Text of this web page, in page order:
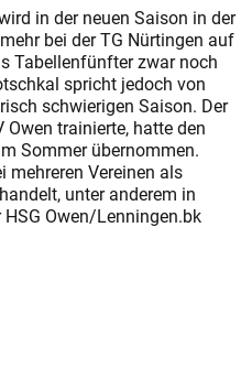
in der neuen Saison in der
bei der TG Nürtingen auf
Tabellenfünfter zwar noch
spricht jedoch von
schwierigen Saison. Der
Owen trainierte, hatte den
Sommer übernommen.
Vereinen als
unter anderem in
Owen/Lenningen.bk